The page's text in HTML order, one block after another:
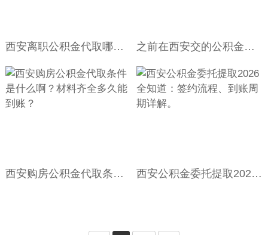
西安离职公积金代取哪家中介办理快，当天如何拿到呀？ 之前在西安交的公积金，请问现在可以提出来吗？
西安购房公积金代取条件是什么啊？材料齐全多久能到账？ 西安公积金委托提取2026全知道：签约流程、到账周期详解。